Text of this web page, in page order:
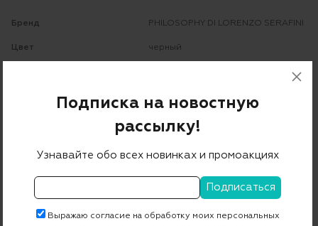
Бренд PHILOSOPHY DI LORENZO SERAFINI
Цвет черный
Страна дизайна
Бесплатная примерка в пункте выдачи
Примерка при доставке торговым представителем
Подписка на новостную
рассылку!
Узнавайте обо всех новинках и промоакциях
Выражаю согласие на обработку моих персональных